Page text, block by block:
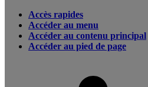
Accès rapides
Accéder au menu
Accéder au contenu principal
Accéder au pied de page